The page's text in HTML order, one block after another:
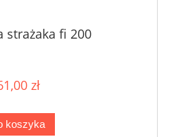
strażaka fi 200
zł
koszyka